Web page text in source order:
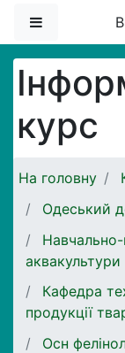
Бокова
курс
На головну
Одеський
Навчально-
аквакультури
Кафедра
продукції
Осн